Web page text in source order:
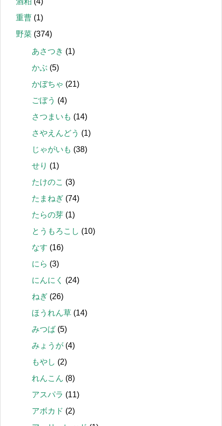
重曹 (1)
野菜 (374)
あさつき (1)
かぶ (5)
かぼちゃ (21)
ごぼう (4)
さつまいも (14)
さやえんどう (1)
じゃがいも (38)
せり (1)
たけのこ (3)
たまねぎ (74)
たらの芽 (1)
とうもろこし (10)
なす (16)
にら (3)
にんにく
(24)
ねぎ (26)
ほうれん草 (14)
みつば (5)
みょうが (4)
もやし (2)
れんこん (8)
アスパラ (11)
アボカド (2)